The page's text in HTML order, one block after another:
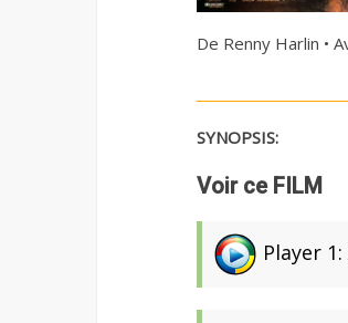
De Renny Harlin •
SYNOPSIS:
Voir ce FILM
Player 1: